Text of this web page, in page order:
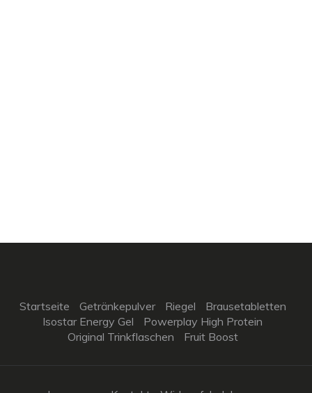
Startseite Getränkepulver Riegel
Brausetabletten
Isostar Energy Gel
Powerplay High Protein
Original Trinkflaschen
Fruit Boost